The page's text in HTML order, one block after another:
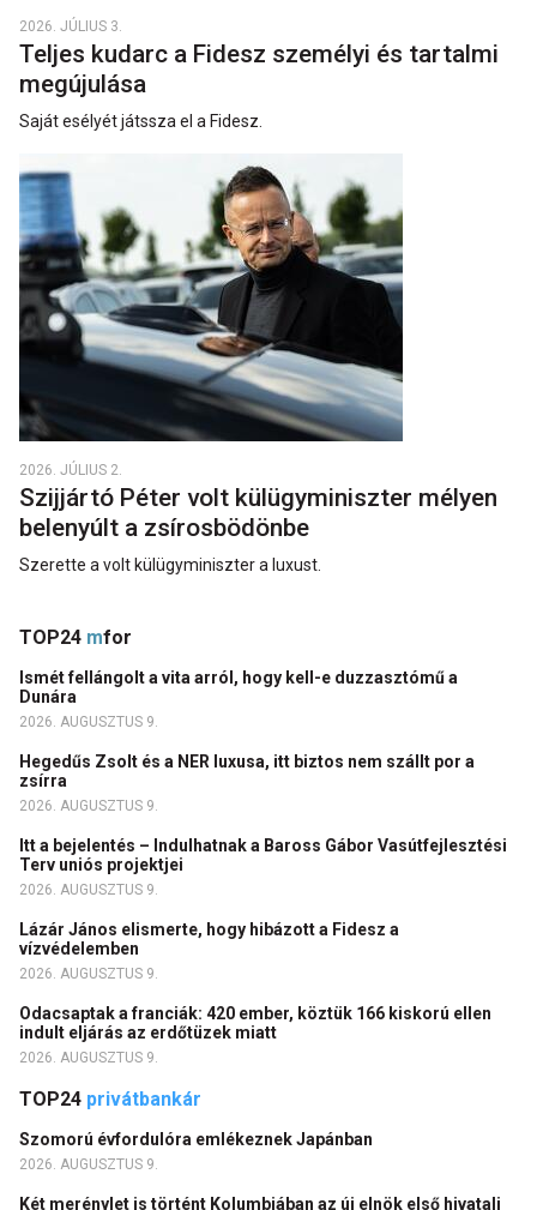
2026. JÚLIUS 3.
Teljes kudarc a Fidesz személyi és tartalmi
megújulása
Saját esélyét játssza el a Fidesz.
2026. JÚLIUS 2.
Szijjártó Péter volt külügyminiszter mélyen
belenyúlt a zsírosbödönbe
Szerette a volt külügyminiszter a luxust.
TOP24 mfor
Ismét fellángolt a vita arról, hogy kell-e duzzasztómű a
Dunára
2026. AUGUSZTUS 9.
Hegedűs Zsolt és a NER luxusa, itt biztos nem szállt por a
zsírra
2026. AUGUSZTUS 9.
Itt a bejelentés – Indulhatnak a Baross Gábor Vasútfejlesztési
Terv uniós projektjei
2026. AUGUSZTUS 9.
Lázár János elismerte, hogy hibázott a Fidesz a
vízvédelemben
2026. AUGUSZTUS 9.
Odacsaptak a franciák: 420 ember, köztük 166 kiskorú ellen
indult eljárás az erdőtüzek miatt
2026. AUGUSZTUS 9.
TOP24 privátbankár
Szomorú évfordulóra emlékeznek Japánban
2026. AUGUSZTUS 9.
Két merénylet is történt Kolumbiában az új elnök első hivatali